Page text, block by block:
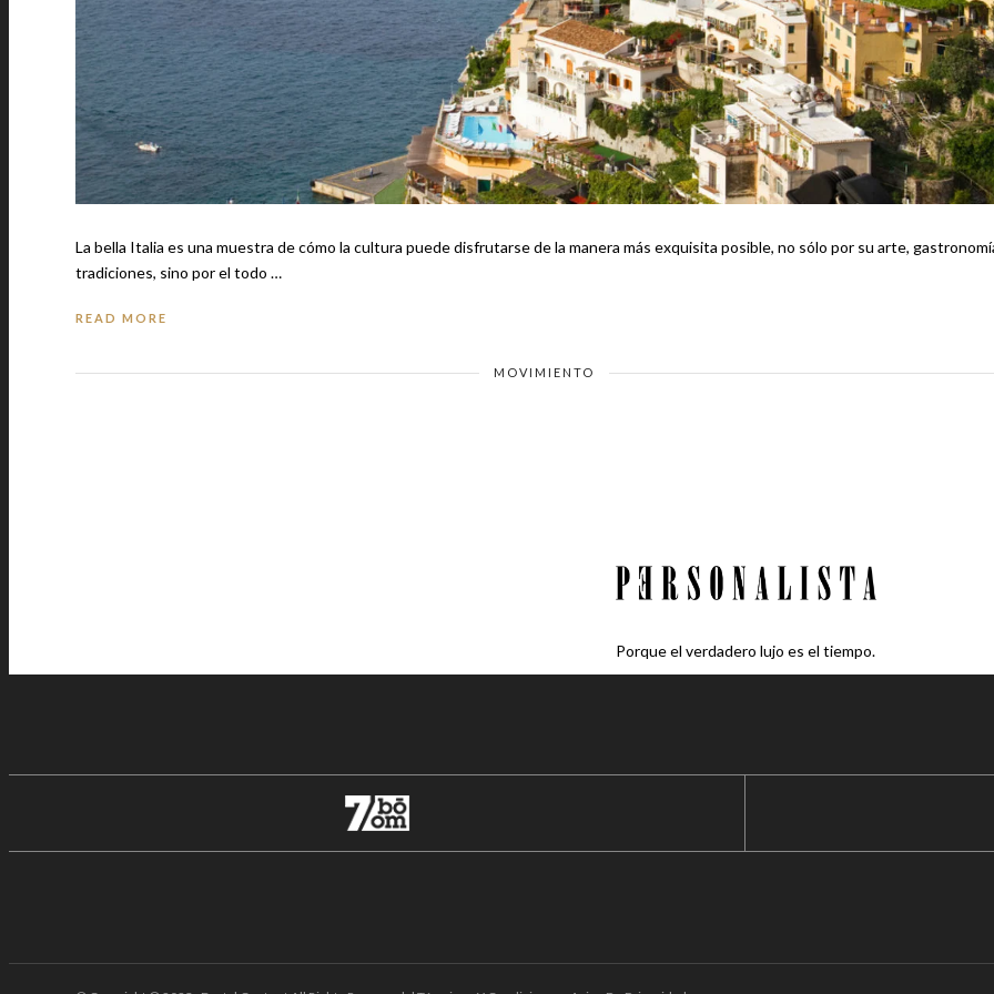
La bella Italia es una muestra de cómo la cultura puede disfrutarse de la manera más exquisita posible, no sólo por su arte,
tradiciones, sino por el todo …
READ MORE
MOVIMIENTO
Porque el verdadero lujo es el tiempo.